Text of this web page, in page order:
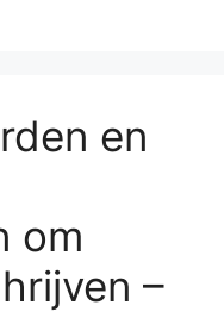
en
om
–